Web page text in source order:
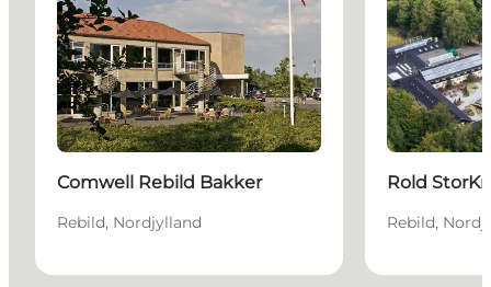
Bæredygtige oplevelser
Comwell Rebild Bakker
Rebild, Nordjylland
Rold
Rebild,